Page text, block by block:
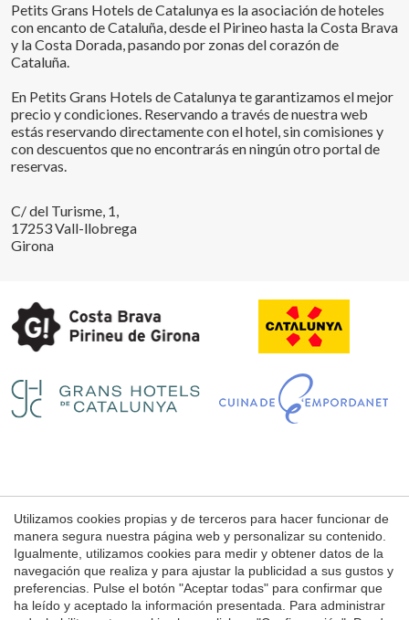
Petits Grans Hotels de Catalunya es la asociación de hoteles
con encanto de Cataluña, desde el Pirineo hasta la Costa Brava
y la Costa Dorada, pasando por zonas del corazón de
Cataluña.
En Petits Grans Hotels de Catalunya te garantizamos el mejor
precio y condiciones. Reservando a través de nuestra web
estás reservando directamente con el hotel, sin comisiones y
con descuentos que no encontrarás en ningún otro portal de
reservas.
C/ del Turisme, 1,
17253 Vall-llobrega
Girona
Aviso Legal
Condiciones de uso de la web
Política de Cookies
Utilizamos cookies propias y de terceros para hacer funcionar de
manera segura nuestra página web y personalizar su contenido.
Igualmente, utilizamos cookies para medir y obtener datos de la
navegación que realiza y para ajustar la publicidad a sus gustos y
preferencias. Pulse el botón "Aceptar todas" para confirmar que
ha leído y aceptado la información presentada. Para administrar